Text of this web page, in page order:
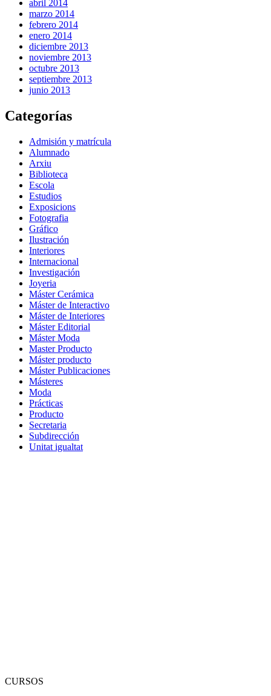
abril 2014
marzo 2014
febrero 2014
enero 2014
diciembre 2013
noviembre 2013
octubre 2013
septiembre 2013
junio 2013
Categorías
Admisión y matrícula
Alumnado
Arxiu
Biblioteca
Escola
Estudios
Exposicions
Fotografia
Gráfico
Ilustración
Interiores
Internacional
Investigación
Joyeria
Máster Cerámica
Máster de Interactivo
Máster de Interiores
Máster Editorial
Máster Moda
Master Producto
Máster producto
Máster Publicaciones
Másteres
Moda
Prácticas
Producto
Secretaria
Subdirección
Unitat igualtat
CURSOS